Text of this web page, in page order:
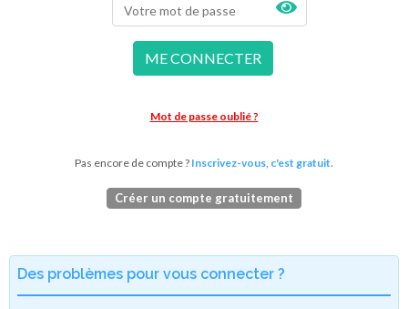
ME CONNECTER
Mot de passe oublié ?
Pas encore de compte ? Inscrivez-vous, c'est gratuit.
Créer un compte gratuitement
Des problèmes pour vous connecter ?